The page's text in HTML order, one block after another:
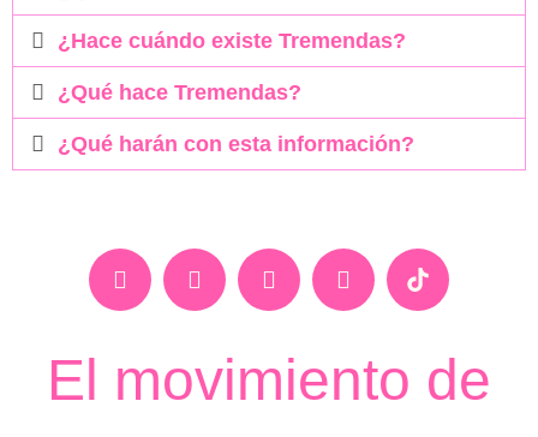
¿Hace cuándo existe Tremendas?
¿Qué hace Tremendas?
¿Qué harán con esta información?
El movimiento de